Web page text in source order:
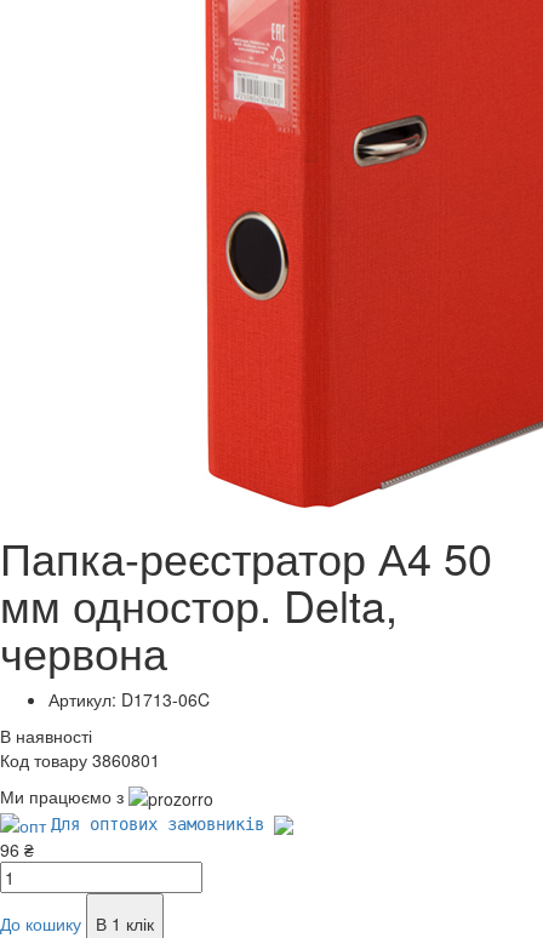
Папка-реєстратор А4 50
мм одностор. Delta,
червона
Артикул: D1713-06C
В наявності
Код товару 3860801
Ми працюємо з
Для оптових замовників
96 ₴
До кошику
В 1 клік